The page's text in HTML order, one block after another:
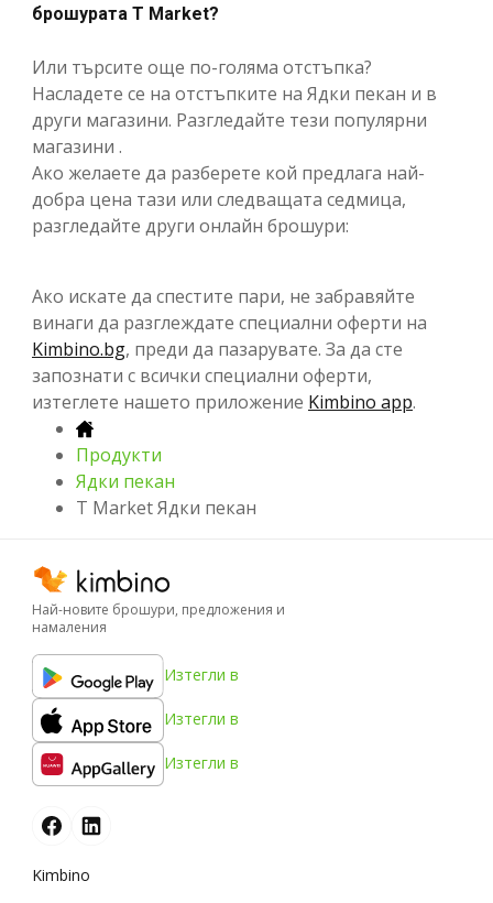
брошурата T Market?
Или търсите още по-голяма отстъпка?
Насладете се на отстъпките на Ядки пекан и в
други магазини. Разгледайте тези популярни
магазини .
Ако желаете да разберете кой предлага най-
добра цена тази или следващата седмица,
разгледайте други онлайн брошури:
Ако искате да спестите пари, не забравяйте
винаги да разглеждате специални оферти на
Kimbino.bg, преди да пазарувате. За да сте
запознати с всички специални оферти,
изтеглете нашето приложение Kimbino app.
Продукти
Ядки пекан
T Market Ядки пекан
Най-новите брошури, предложения и
намаления
Изтегли в
Изтегли в
Изтегли в
Kimbino